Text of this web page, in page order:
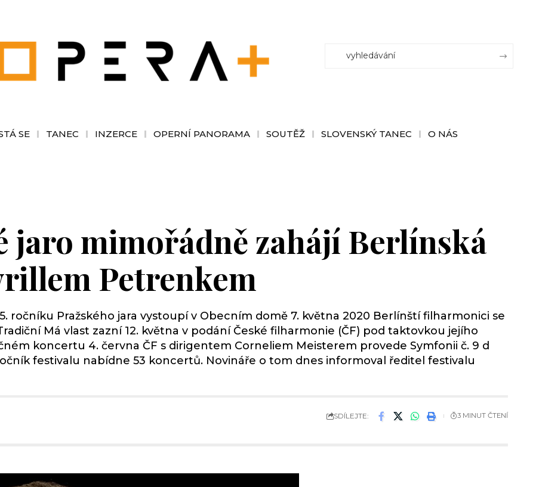
SE TANEC INZERCE OPERNÍ PANORAMA SOUTĚŽ SLOVENSKÝ TANEC O NÁS
jaro mimořádně zahájí Berlínská
Petrenkem
ročníku Pražského jara vystoupí v Obecním domě 7. května 2020 Berlínští filharmonici se
Má vlast zazní 12. května v podání České filharmonie (ČF) pod taktovkou jejího
koncertu 4. června ČF s dirigentem Corneliem Meisterem provede Symfonii č. 9 d
festivalu nabídne 53 koncertů. Novináře o tom dnes informoval ředitel festivalu
SDÍLEJTE: 3 MINUT ČTENÍ